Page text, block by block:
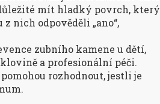
mít hladký povrch, který
nich odpověděli „ano“,
zubního kamene u dětí,
a profesionální péči.
rozhodnout, jestli je